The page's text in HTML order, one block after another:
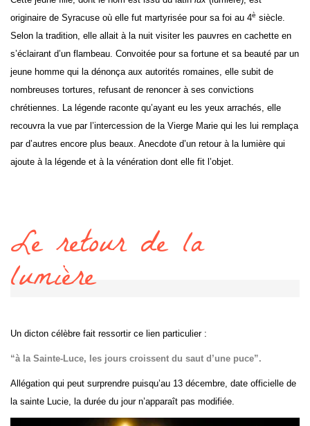
originaire de Syracuse où elle fut martyrisée pour sa foi au 4è siècle.
Selon la tradition, elle allait à la nuit visiter les pauvres en cachette en
s’éclairant d’un flambeau. Convoitée pour sa fortune et sa beauté par un
jeune homme qui la dénonça aux autorités romaines, elle subit de
nombreuses tortures, refusant de renoncer à ses convictions
chrétiennes. La légende raconte qu’ayant eu les yeux arrachés, elle
recouvra la vue par l’intercession de la Vierge Marie qui les lui remplaça
par d’autres encore plus beaux. Anecdote d’un retour à la lumière qui
ajoute à la légende et à la vénération dont elle fit l’objet.
Le retour de la
lumière
Un dicton célèbre fait ressortir ce lien particulier :
“à la Sainte-Luce, les jours croissent du saut d’une puce”.
Allégation qui peut surprendre puisqu’au 13 décembre, date officielle de
la sainte Lucie, la durée du jour n’apparaît pas modifiée.